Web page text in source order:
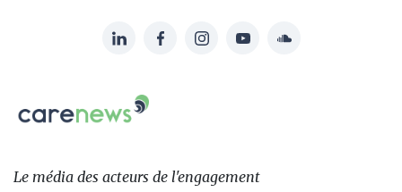
sur:
LinkedInFacebookInstagramYouTubeSoundcloud
Carenews,
Le
des
Le média des acteurs de l'engagement